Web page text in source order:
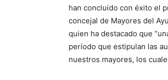
han concluido con éxito el
concejal de Mayores del
quien ha destacado que
período que estipulan las
nuestros mayores, los